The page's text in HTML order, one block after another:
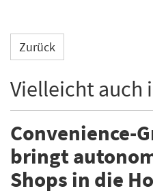
Zurück
Vielleicht auch
Convenience-
bringt
Shops in die